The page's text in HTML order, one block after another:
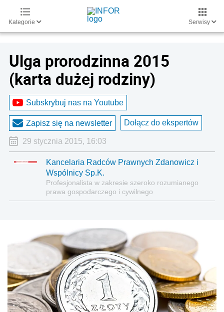
Kategorie Serwisy
Ulga prorodzinna 2015
(karta dużej rodziny)
Subskrybuj nas na Youtube
Zapisz się na newsletter Dołącz do ekspertów
29 stycznia 2015, 16:03
Kancelaria Radców Prawnych Zdanowicz i
Wspólnicy Sp.K.
Profesjonalista w zakresie szeroko rozumianego
prawa gospodarczego i cywilnego